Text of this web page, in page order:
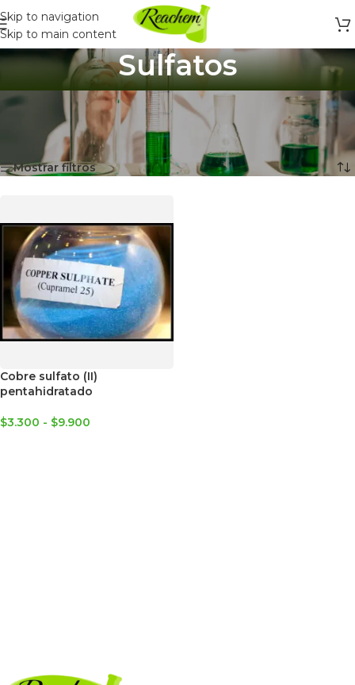
Skip to navigation
Skip to main content
Sulfatos
Inicio Productos Químicos y Laboratorio Productos Químicos/
Mostrando el único resultado
Mostrar filtros
Cobre sulfato (II)
pentahidratado
$3.300 - $9.900